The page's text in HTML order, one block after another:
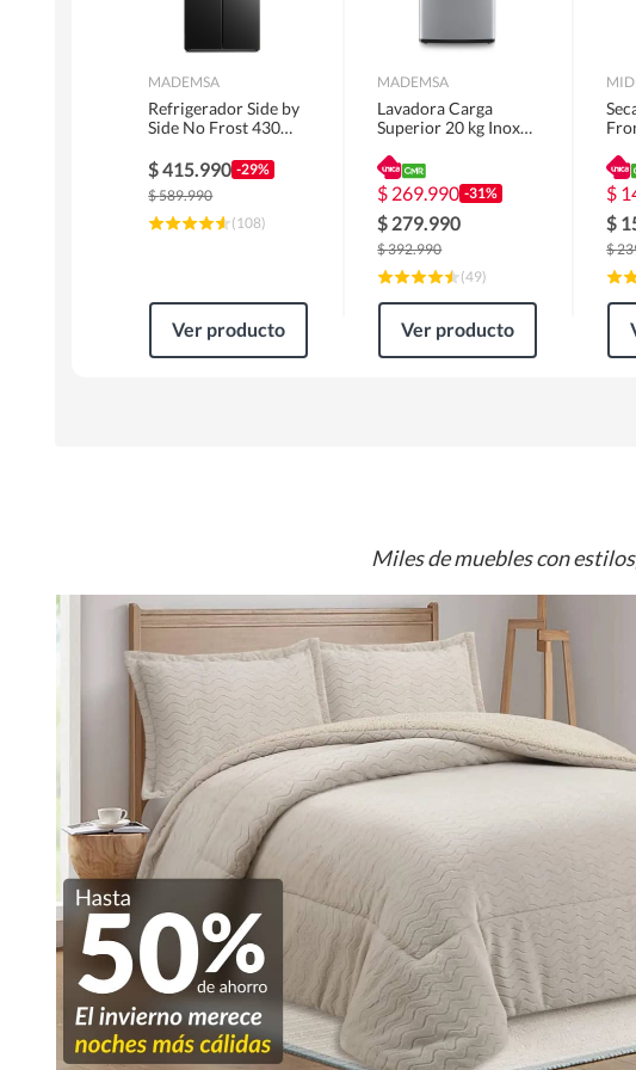
MADEMSA
Refrigerador Side by
Side No Frost 430
MAS430B
$415.990 -29%
$589.990
(108)
Ver producto
MADEMSA
Lavadora Carga
Superior 20 kg Inox
$ 269.990 -31%
$ 279.990
$392.990
(49)
Ver producto
$
$
$
Miles de muebles con